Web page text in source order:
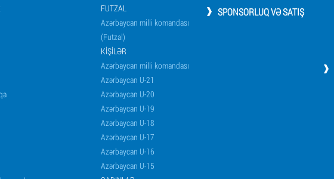
FUTZAL
Azərbaycan milli komandası
(Futzal)
KIŞILƏR
Azərbaycan milli komandası
Azərbaycan U-21
Azərbaycan U-20
Azərbaycan U-19
Azərbaycan U-18
Azərbaycan U-17
Azərbaycan U-16
Azərbaycan U-15
SPONSORLUQ VƏ SATIŞ